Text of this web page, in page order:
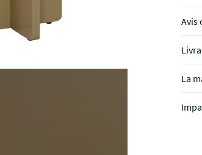
Avis
La